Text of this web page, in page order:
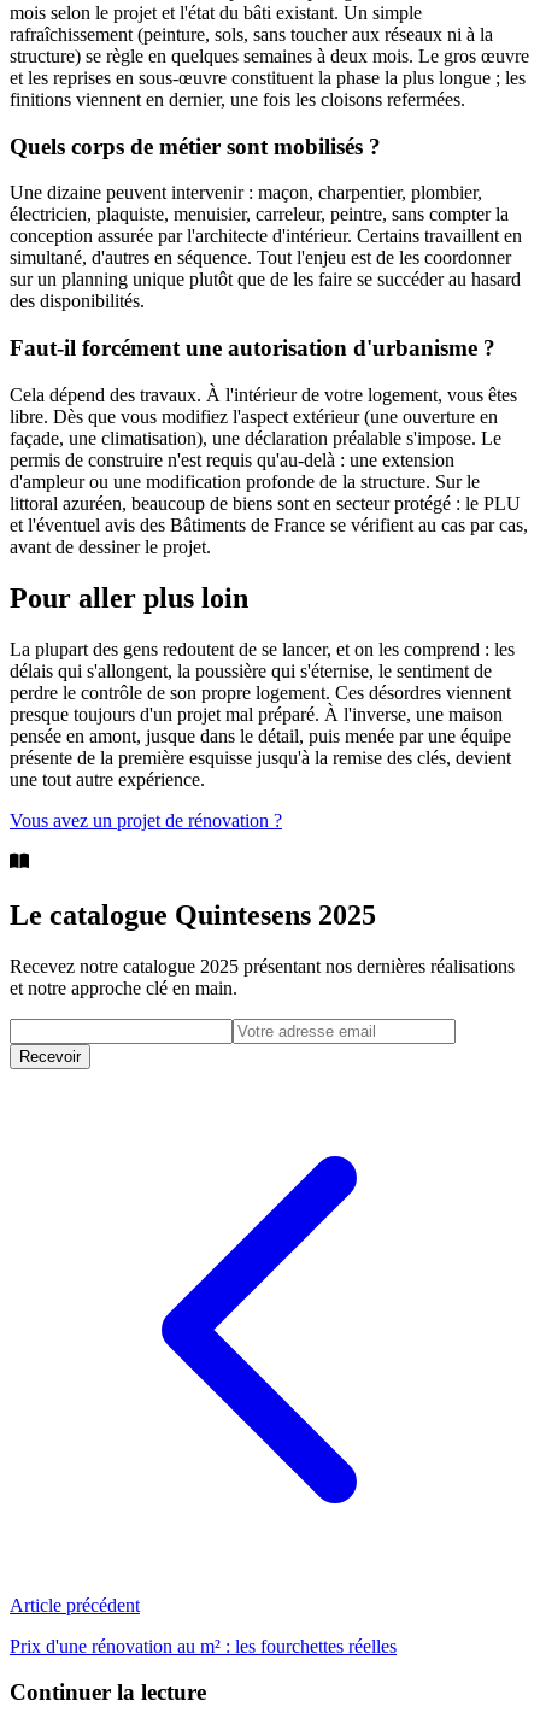
mois selon le projet et l'état du bâti existant. Un simple
rafraîchissement (peinture, sols, sans toucher aux réseaux ni à la
structure) se règle en quelques semaines à deux mois. Le gros œuvre
et les reprises en sous-œuvre constituent la phase la plus longue ; les
finitions viennent en dernier, une fois les cloisons refermées.
Quels corps de métier sont mobilisés ?
Une dizaine peuvent intervenir : maçon, charpentier, plombier,
électricien, plaquiste, menuisier, carreleur, peintre, sans compter la
conception assurée par l'architecte d'intérieur. Certains travaillent en
simultané, d'autres en séquence. Tout l'enjeu est de les coordonner
sur un planning unique plutôt que de les faire se succéder au hasard
des disponibilités.
Faut-il forcément une autorisation d'urbanisme ?
Cela dépend des travaux. À l'intérieur de votre logement, vous êtes
libre. Dès que vous modifiez l'aspect extérieur (une ouverture en
façade, une climatisation), une déclaration préalable s'impose. Le
permis de construire n'est requis qu'au-delà : une extension
d'ampleur ou une modification profonde de la structure. Sur le
littoral azuréen, beaucoup de biens sont en secteur protégé : le PLU
et l'éventuel avis des Bâtiments de France se vérifient au cas par cas,
avant de dessiner le projet.
Pour aller plus loin
La plupart des gens redoutent de se lancer, et on les comprend : les
délais qui s'allongent, la poussière qui s'éternise, le sentiment de
perdre le contrôle de son propre logement. Ces désordres viennent
presque toujours d'un projet mal préparé. À l'inverse, une maison
pensée en amont, jusque dans le détail, puis menée par une équipe
présente de la première esquisse jusqu'à la remise des clés, devient
une tout autre expérience.
Vous avez un projet de rénovation ?
Le catalogue Quintesens 2025
Recevez notre catalogue 2025 présentant nos dernières réalisations
et notre approche clé en main.
Adresse email pour recevoir le catalogue
Recevoir
Article précédent
Prix d'une rénovation au m² : les fourchettes réelles
Continuer la lecture